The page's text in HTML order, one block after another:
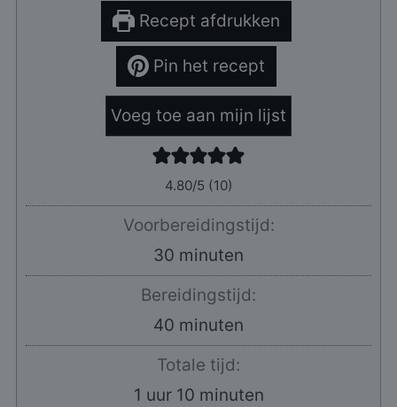
Recept afdrukken
Pin het recept
Voeg toe aan mijn lijst
4.80/5 (10)
Voorbereidingstijd:
30 minuten
minuten
Bereidingstijd:
40 minuten
minuten
Totale tijd:
1 uur
uur 10minuten
minuten